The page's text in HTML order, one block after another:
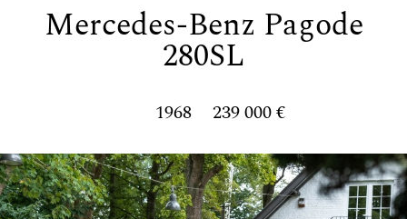
Mercedes-Benz Pagode
280SL
1968 239 000 €